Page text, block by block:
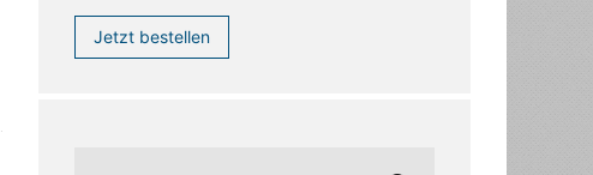
Jetzt bestellen